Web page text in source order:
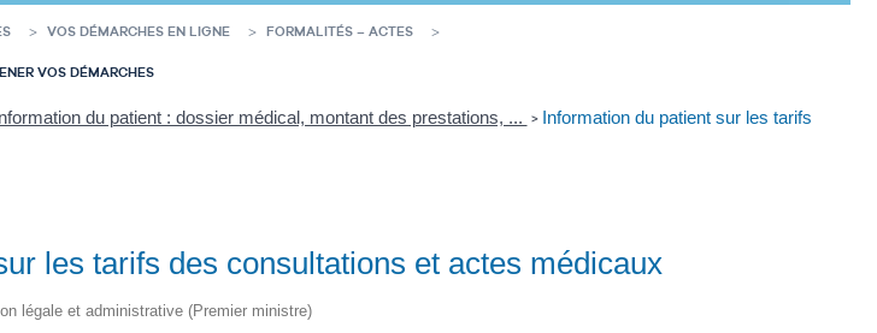
VOS DÉMARCHES EN LIGNE FORMALITÉS – ACTES
VOS DÉMARCHES
du patient : dossier médical, montant des prestations, ... > Information du patient sur les tarifs
les tarifs des consultations et actes médicaux
légale et administrative (Premier ministre)